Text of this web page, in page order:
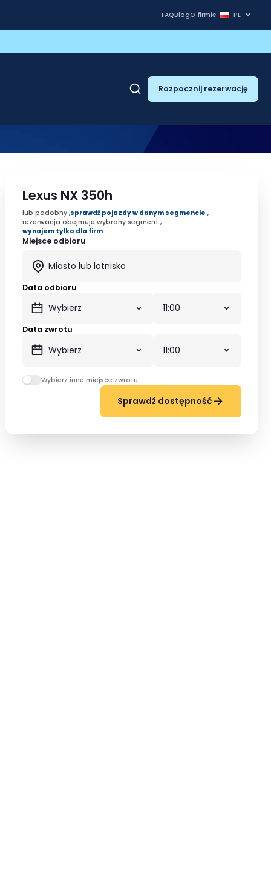
FAQBlogO firmie PL
Rozpocznij rezerwację
Lexus NX 350h
lub podobny ,sprawdź pojazdy w danym segmencie ,
rezerwacja obejmuje wybrany segment ,
wynajem tylko dla firm
Miejsce odbioru
Data odbioru
Data zwrotu
Wybierz inne miejsce zwrotu
Sprawdź dostępność